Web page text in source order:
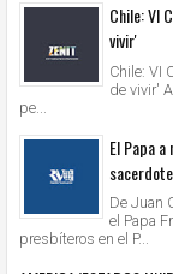
Chile: VI
vivir'
Chile: VI
de vivir'
pe...
El Papa
De Juan
el Papa
presbíteros en el P...